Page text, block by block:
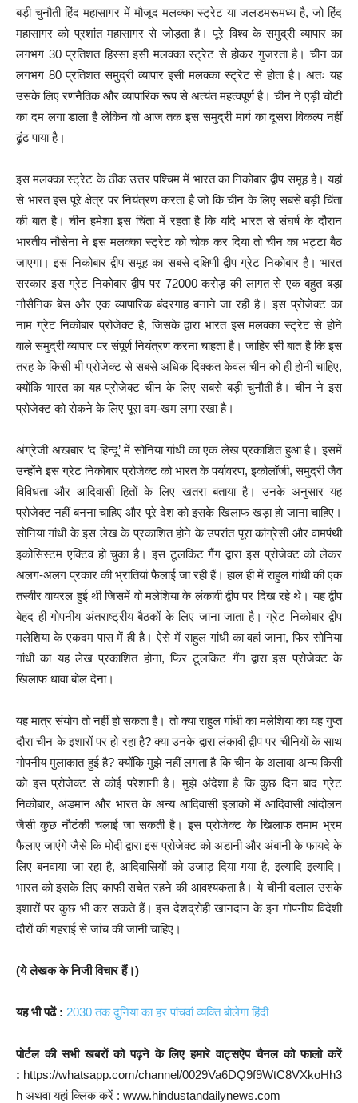
बड़ी चुनौती हिंद महासागर में मौजूद मलक्का स्ट्रेट या जलडमरूमध्य है, जो हिंद
महासागर को प्रशांत महासागर से जोड़ता है। पूरे विश्व के समुद्री व्यापार का
लगभग 30 प्रतिशत हिस्सा इसी मलक्का स्ट्रेट से होकर गुजरता है। चीन का
लगभग 80 प्रतिशत समुद्री व्यापार इसी मलक्का स्ट्रेट से होता है। अतः यह
उसके लिए रणनैतिक और व्यापारिक रूप से अत्यंत महत्वपूर्ण है। चीन ने एड़ी चोटी
का दम लगा डाला है लेकिन वो आज तक इस समुद्री मार्ग का दूसरा विकल्प नहीं
ढूंढ पाया है।
इस मलक्का स्ट्रेट के ठीक उत्तर पश्चिम में भारत का निकोबार द्वीप समूह है। यहां
से भारत इस पूरे क्षेत्र पर नियंत्रण करता है जो कि चीन के लिए सबसे बड़ी चिंता
की बात है। चीन हमेशा इस चिंता में रहता है कि यदि भारत से संघर्ष के दौरान
भारतीय नौसेना ने इस मलक्का स्ट्रेट को चोक कर दिया तो चीन का भट्टा बैठ
जाएगा। इस निकोबार द्वीप समूह का सबसे दक्षिणी द्वीप ग्रेट निकोबार है। भारत
सरकार इस ग्रेट निकोबार द्वीप पर 72000 करोड़ की लागत से एक बहुत बड़ा
नौसैनिक बेस और एक व्यापारिक बंदरगाह बनाने जा रही है। इस प्रोजेक्ट का
नाम ग्रेट निकोबार प्रोजेक्ट है, जिसके द्वारा भारत इस मलक्का स्ट्रेट से होने
वाले समुद्री व्यापार पर संपूर्ण नियंत्रण करना चाहता है। जाहिर सी बात है कि इस
तरह के किसी भी प्रोजेक्ट से सबसे अधिक दिक्कत केवल चीन को ही होनी चाहिए,
क्योंकि भारत का यह प्रोजेक्ट चीन के लिए सबसे बड़ी चुनौती है। चीन ने इस
प्रोजेक्ट को रोकने के लिए पूरा दम-खम लगा रखा है।
अंग्रेजी अखबार ‘द हिन्दू’ में सोनिया गांधी का एक लेख प्रकाशित हुआ है। इसमें
उन्होंने इस ग्रेट निकोबार प्रोजेक्ट को भारत के पर्यावरण, इकोलॉजी, समुद्री जैव
विविधता और आदिवासी हितों के लिए खतरा बताया है। उनके अनुसार यह
प्रोजेक्ट नहीं बनना चाहिए और पूरे देश को इसके खिलाफ खड़ा हो जाना चाहिए।
सोनिया गांधी के इस लेख के प्रकाशित होने के उपरांत पूरा कांग्रेसी और वामपंथी
इकोसिस्टम एक्टिव हो चुका है। इस टूलकिट गैंग द्वारा इस प्रोजेक्ट को लेकर
अलग-अलग प्रकार की भ्रांतियां फैलाई जा रही हैं। हाल ही में राहुल गांधी की एक
तस्वीर वायरल हुई थी जिसमें वो मलेशिया के लंकावी द्वीप पर दिख रहे थे। यह द्वीप
बेहद ही गोपनीय अंतराष्ट्रीय बैठकों के लिए जाना जाता है। ग्रेट निकोबार द्वीप
मलेशिया के एकदम पास में ही है। ऐसे में राहुल गांधी का वहां जाना, फिर सोनिया
गांधी का यह लेख प्रकाशित होना, फिर टूलकिट गैंग द्वारा इस प्रोजेक्ट के
खिलाफ धावा बोल देना।
यह मात्र संयोग तो नहीं हो सकता है। तो क्या राहुल गांधी का मलेशिया का यह गुप्त
दौरा चीन के इशारों पर हो रहा है? क्या उनके द्वारा लंकावी द्वीप पर चीनियों के साथ
गोपनीय मुलाकात हुई है? क्योंकि मुझे नहीं लगता है कि चीन के अलावा अन्य किसी
को इस प्रोजेक्ट से कोई परेशानी है। मुझे अंदेशा है कि कुछ दिन बाद ग्रेट
निकोबार, अंडमान और भारत के अन्य आदिवासी इलाकों में आदिवासी आंदोलन
जैसी कुछ नौटंकी चलाई जा सकती है। इस प्रोजेक्ट के खिलाफ तमाम भ्रम
फैलाए जाएंगे जैसे कि मोदी द्वारा इस प्रोजेक्ट को अडानी और अंबानी के फायदे के
लिए बनवाया जा रहा है, आदिवासियों को उजाड़ दिया गया है, इत्यादि इत्यादि।
भारत को इसके लिए काफी सचेत रहने की आवश्यकता है। ये चीनी दलाल उसके
इशारों पर कुछ भी कर सकते हैं। इस देशद्रोही खानदान के इन गोपनीय विदेशी
दौरों की गहराई से जांच की जानी चाहिए।
(ये लेखक के निजी विचार हैं।)
यह भी पढें : 2030 तक दुनिया का हर पांचवां व्यक्ति बोलेगा हिंदी
पोर्टल की सभी खबरों को पढ़ने के लिए हमारे वाट्सऐप चैनल को फालो करें
: https://whatsapp.com/channel/0029Va6DQ9f9WtC8VXkoHh3
h अथवा यहां क्लिक करें : www.hindustandailynews.com